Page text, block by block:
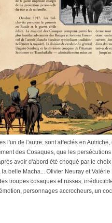
l'un de l'autre, sont affectés en
des Cosaques, que les
avoir d'abord été choqué par le
belle Macha... Olivier Neuray et
troupes cosaques et russes,
personnages accrocheurs, un